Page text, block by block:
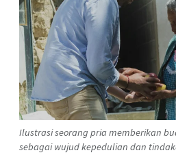
Ilustrasi seorang pria memberikan
sebagai wujud kepedulian dan